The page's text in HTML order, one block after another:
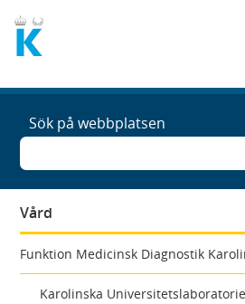
Sök på webbplatsen
Vård
Funktion Medicinsk Diagnostik
Karolinska